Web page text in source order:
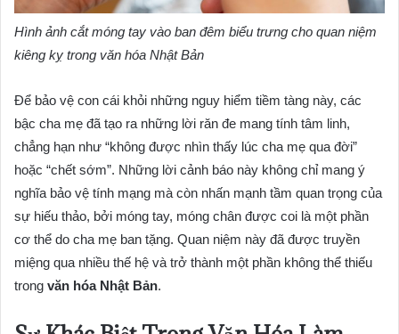
Hình ảnh cắt móng tay vào ban đêm biểu trưng cho quan niệm
kiêng kỵ trong văn hóa Nhật Bản
Để bảo vệ con cái khỏi những nguy hiểm tiềm tàng này, các
bậc cha mẹ đã tạo ra những lời răn đe mang tính tâm linh,
chẳng hạn như “không được nhìn thấy lúc cha mẹ qua đời”
hoặc “chết sớm”. Những lời cảnh báo này không chỉ mang ý
nghĩa bảo vệ tính mạng mà còn nhấn mạnh tầm quan trọng của
sự hiếu thảo, bởi móng tay, móng chân được coi là một phần
cơ thể do cha mẹ ban tặng. Quan niệm này đã được truyền
miệng qua nhiều thế hệ và trở thành một phần không thể thiếu
trong văn hóa Nhật Bản.